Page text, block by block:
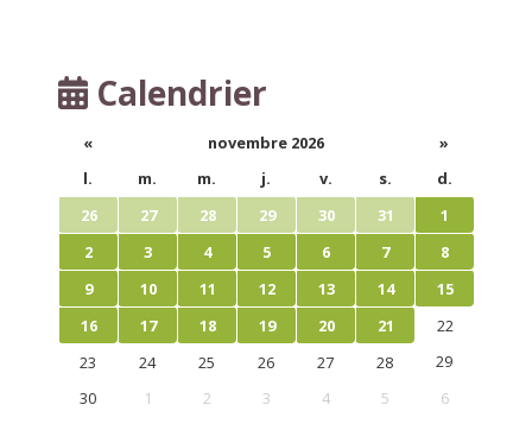
Calendrier
« novembre 2026
»
l.
m. m. j. v. s.
d.
26
27 28 29 30 31
1
2
3 4 5 6 7
8
9
10 11 12 13 14
15
16
17 18 19 20 21
22
23
24 25 26 27 28
29
30
1 2 3 4 5 6